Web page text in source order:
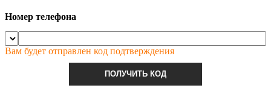
Номер телефона
Вам будет отправлен код подтверждения
ПОЛУЧИТЬ КОД